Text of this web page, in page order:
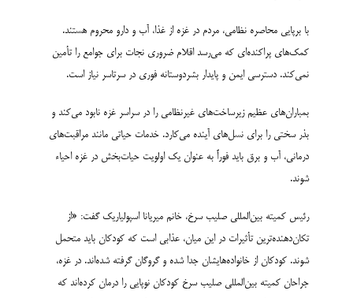
با برپایی محاصره نظامی، مردم در غزه از غذا، آب و دارو محروم هستند.
کمک‌­های پراکنده‌­ای که می‌رسد اقلام ضروری نجات برای جوامع را تأمین
نمی‌­کند. دسترسی ایمن و پایدار بشردوستانه فوری در سرتاسر نیاز است.
بمباران‌های عظیم زیرساخت‌های غیرنظامی را در سراسر غزه نابود می‌کند و
بذر سختی را برای نسل‌های آینده می‌کارد. خدمات حیاتی مانند مراقبت­‌های
درمانی، آب و برق باید فوراً به عنوان یک اولویت حیات‌بخش در غزه احیاء
شوند.
رئیس کمیته بین‌­المللی صلیب سرخ، خانم میریانا اسپولیاریک گفت: «از
تکان‌دهنده‌ترین تأثیرات در این میان، عذابی است که کودکان باید متحمل
شوند. کودکان از خانواده­‌هایشان جدا شده و گروگان گرفته شده­‌اند. در غزه،
جراحان کمیته بین‌المللی صلیب سرخ کودکان نوپایی را درمان کرده‌­اند که